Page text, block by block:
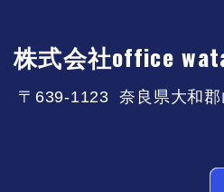
株式会社office
〒639-1123 奈良県大和